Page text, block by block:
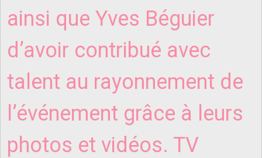
ainsi que Yves Béguier
d’avoir contribué avec
talent au rayonnement de
l’événement grâce à leurs
photos et vidéos. TV